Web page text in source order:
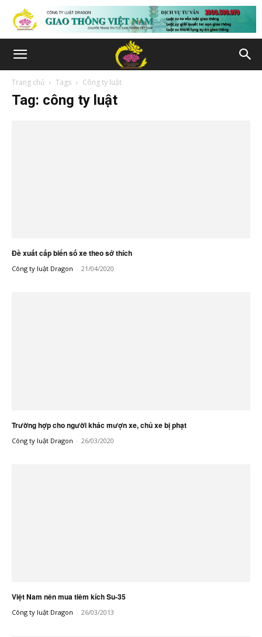
Trang chủ Tags Công ty luật
Tag: công ty luật
Đề xuất cấp biển số xe theo sở thích
Công ty luật Dragon - 21/04/2020
Trường hợp cho người khác mượn xe, chủ xe bị phạt
Công ty luật Dragon - 26/03/2020
Việt Nam nên mua tiêm kích Su-35
Công ty luật Dragon - 26/03/2013